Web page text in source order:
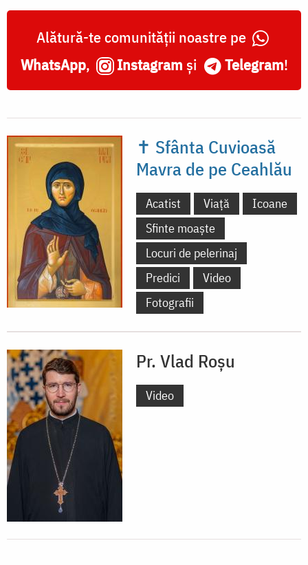
Alătură-te comunității noastre pe
WhatsApp, Instagram și Telegram!
✝ Sfânta Cuvioasă
Mavra de pe Ceahlău
Acatist Viață
Icoane
Sfinte moaște
Locuri de pelerinaj
Predici
Video
Fotografii
Pr. Vlad Roșu
Video